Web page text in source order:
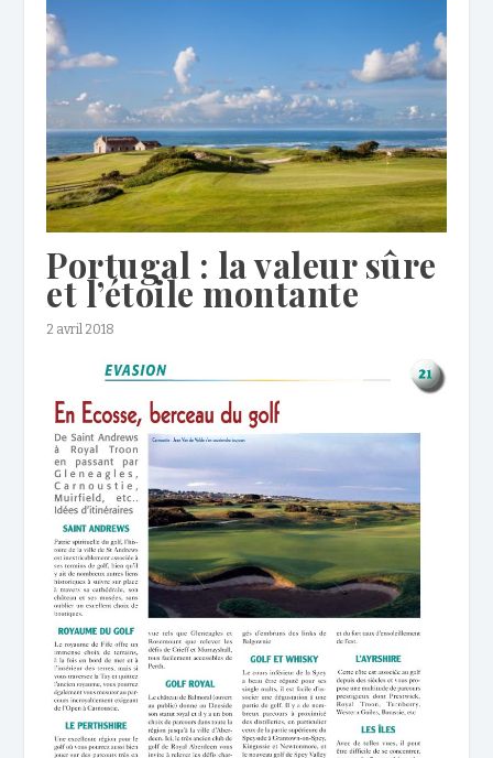
Portugal : la valeur sûre
et l’étoile montante
2 avril 2018